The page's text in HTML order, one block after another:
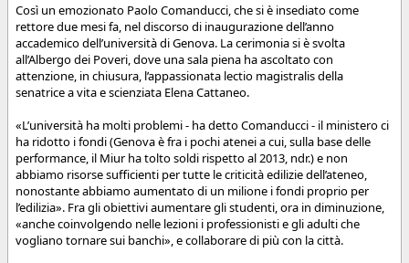
Così un emozionato Paolo Comanducci, che si è insediato come
rettore due mesi fa, nel discorso di inaugurazione dell’anno
accademico dell’università di Genova. La cerimonia si è svolta
all’Albergo dei Poveri, dove una sala piena ha ascoltato con
attenzione, in chiusura, l’appassionata lectio magistralis della
senatrice a vita e scienziata Elena Cattaneo.
«L’università ha molti problemi - ha detto Comanducci - il ministero ci
ha ridotto i fondi (Genova è fra i pochi atenei a cui, sulla base delle
performance, il Miur ha tolto soldi rispetto al 2013, ndr.) e non
abbiamo risorse sufficienti per tutte le criticità edilizie dell’ateneo,
nonostante abbiamo aumentato di un milione i fondi proprio per
l’edilizia». Fra gli obiettivi aumentare gli studenti, ora in diminuzione,
«anche coinvolgendo nelle lezioni i professionisti e gli adulti che
vogliano tornare sui banchi», e collaborare di più con la città.